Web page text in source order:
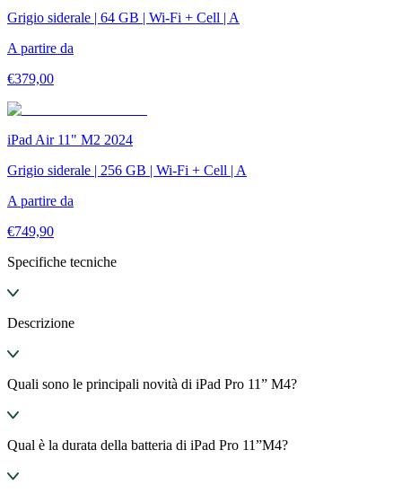
Grigio siderale | 64 GB | Wi-Fi + Cell | A
A partire da
€379,00
iPad Air 11" M2 2024
Grigio siderale | 256 GB | Wi-Fi + Cell | A
A partire da
€749,90
Specifiche tecniche
Descrizione
Quali sono le principali novità di iPad Pro 11” M4?
Qual è la durata della batteria di iPad Pro 11”M4?